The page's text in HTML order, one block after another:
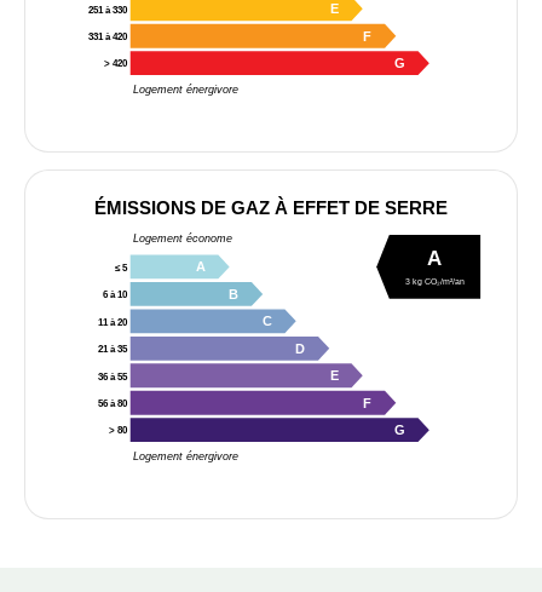
Logement énergivore
251 à 330 E
331 à 420 F
> 420 G
ÉMISSIONS DE GAZ À EFFET DE SERRE
Logement économe
Logement énergivore
≤ 5 A
6 à 10 B
11 à 20 C
21 à 35 D
36 à 55 E
56 à 80 F
> 80 G
A
3 kg CO₂/m²/an